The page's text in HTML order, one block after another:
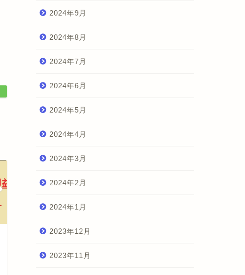
Dividend 2022年12月
2024年9月
2024年8月
2024年7月
2024年6月
2024年5月
2024年4月
2024年3月
2024年2月
2024年1月
2023年12月
2023年11月